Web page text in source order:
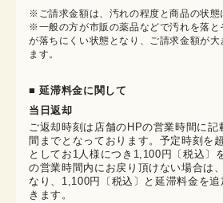
※ご請求金額は、汚れの程度と商品の状態
※一般の方が市販の薬品などで汚れを落と
が落ちにくい状態となり、ご請求金額が大
ます。
■ 延滞料金に関して
当日返却
ご返却時刻は店舗のHPの営業時間に
間までとなっております。予定時刻を
としてお1人様につき1,100円〔税込〕
の営業時間内にお戻り頂けない場合は
なり、1,100円〔税込〕と延滞料金を
きます。